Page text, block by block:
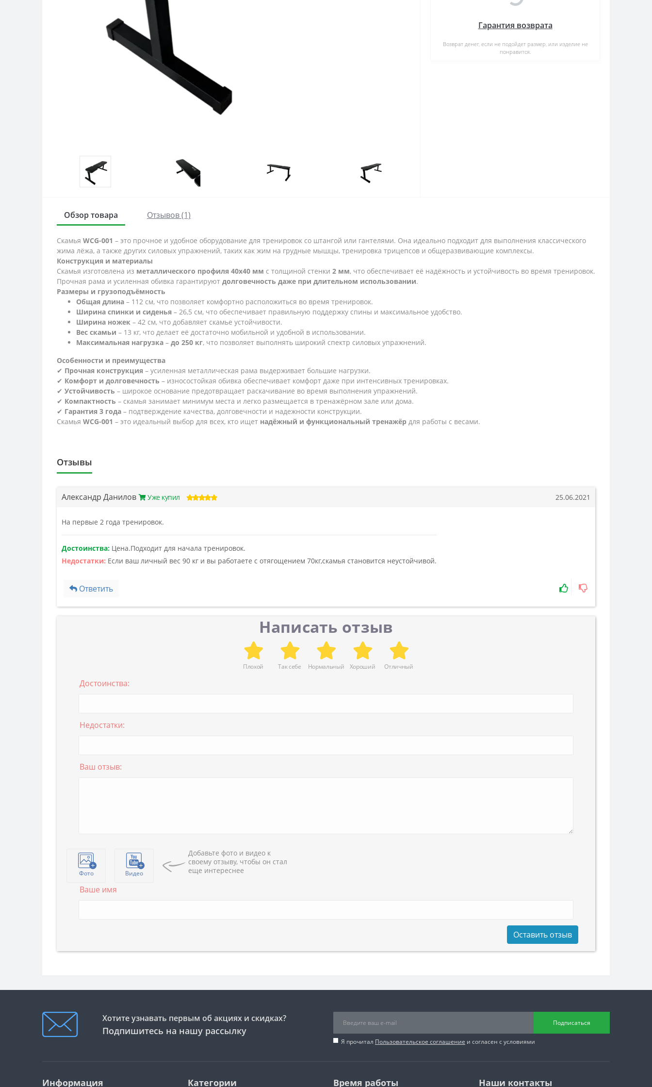
Гарантия возврата
Возврат денег, если не подойдет размер, или изделие не
понравится.
Обзор товара Отзывов (1)
Скамья WCG-001 – это прочное и удобное оборудование для тренировок со штангой или гантелями. Она идеально подходит для выполнения классического
жима лёжа, а также других силовых упражнений, таких как жим на грудные мышцы, тренировка трицепсов и общеразвивающие комплексы.
Конструкция и материалы
Скамья изготовлена из металлического профиля 40х40 мм с толщиной стенки 2 мм, что обеспечивает её надёжность и устойчивость во время тренировок.
Прочная рама и усиленная обивка гарантируют долговечность даже при длительном использовании.
Размеры и грузоподъёмность
Общая длина – 112 см, что позволяет комфортно расположиться во время тренировок.
Ширина спинки и сиденья – 26,5 см, что обеспечивает правильную поддержку спины и максимальное удобство.
Ширина ножек – 42 см, что добавляет скамье устойчивости.
Вес скамьи – 13 кг, что делает её достаточно мобильной и удобной в использовании.
Максимальная нагрузка – до 250 кг, что позволяет выполнять широкий спектр силовых упражнений.
Особенности и преимущества
✔ Прочная конструкция – усиленная металлическая рама выдерживает большие нагрузки.
✔ Комфорт и долговечность – износостойкая обивка обеспечивает комфорт даже при интенсивных тренировках.
✔ Устойчивость – широкое основание предотвращает раскачивание во время выполнения упражнений.
✔ Компактность – скамья занимает минимум места и легко размещается в тренажёрном зале или дома.
✔ Гарантия 3 года – подтверждение качества, долговечности и надежности конструкции.
Скамья WCG-001 – это идеальный выбор для всех, кто ищет надёжный и функциональный тренажёр для работы с весами.
Отзывы
Александр Данилов Уже купил 25.06.2021
На первые 2 года тренировок.
Достоинства: Цена.Подходит для начала тренировок.
Недостатки: Если ваш личный вес 90 кг и вы работаете с отягощением 70кг,скамья становится неустойчивой.
Ответить
Написать отзыв
Плохой Так себе Нормальный Хороший Отличный
Достоинства:
Недостатки:
Ваш отзыв:
Фото Видео
Добавьте фото и видео к
своему отзыву, чтобы он стал
еще интереснее
Ваше имя
Оставить отзыв
Хотите узнавать первым об акциях и скидках?
Подпишитесь на нашу рассылку
Подписаться
Я прочитал Пользовательское соглашение и согласен с условиями
Информация Категории Время работы Наши контакты